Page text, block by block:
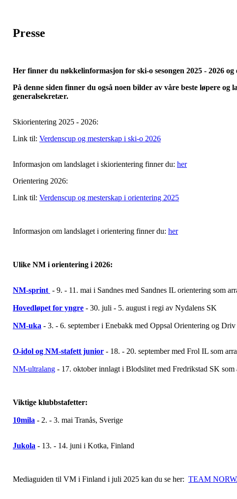
Presse
Her finner du nøkkelinformasjon for ski-o sesongen 2025 - 2026 og
På denne siden finner du også noen bilder av våre beste løpere
generalsekretær.
Skiorientering 2025 - 2026:
Link til: Verdenscup og mesterskap i ski-o 2026
Informasjon om landslaget i skiorientering finner du: her
Orientering 2026:
Link til: Verdenscup og mesterskap i orientering 2025
Informasjon om landslaget i orientering finner du: her
Ulike NM i orientering i 2026:
NM-sprint - 9. - 11. mai i Sandnes med Sandnes IL orientering som
Hovedløpet for yngre - 30. juli - 5. august i regi av Nydalens SK
NM-uka - 3. - 6. september i Enebakk med Oppsal Orientering og Driv
O-idol og NM-stafett junior - 18. - 20. september med Frol IL som
NM-ultralang - 17. oktober innlagt i Blodslitet med Fredrikstad SK som
Viktige klubbstafetter:
10mila - 2. - 3. mai Tranås, Sverige
Jukola - 13. - 14. juni i Kotka, Finland
Mediaguiden til VM i Finland i juli 2025 kan du se her: TEAM